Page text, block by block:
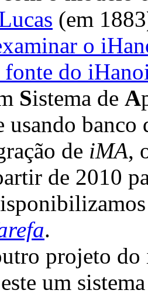
(em
o
do
Sistema de A
usando
de iMA,
de 2010
.
projeto do
um